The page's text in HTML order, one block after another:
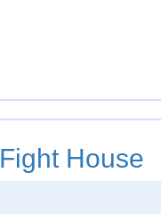
Fight House